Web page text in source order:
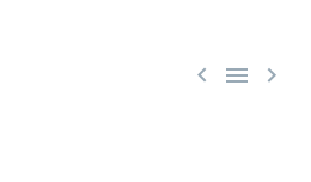
  